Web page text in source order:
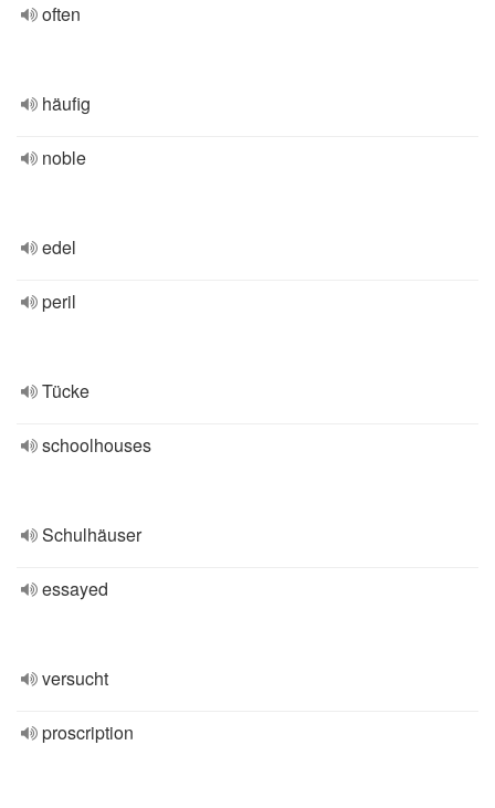
often
häufig
noble
edel
peril
Tücke
schoolhouses
Schulhäuser
essayed
versucht
proscription